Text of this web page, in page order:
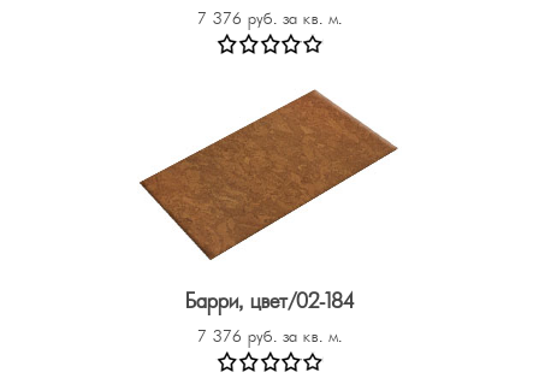
7 376 руб. за кв. м.
Барри, цвет/02-184
7 376 руб. за кв. м.